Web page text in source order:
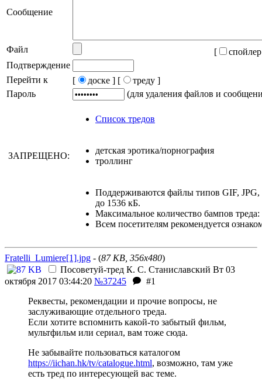
Сообщение
Файл [
Подтверждение
Перейти к
[ доске ] [
треду ]
Пароль
(для удаления файлов и
Список тредов
ЗАПРЕЩЕНО:
детская эротика/порнография
троллинг
Поддерживаются файлы типов GIF, JPG,
до 1536 кБ.
Максимальное количество бампов треда:
Всем посетителям рекомендуется
Fratelli_Lumiere[1].jpg - (87 KB, 356x480)
Посоветуй-тред К. С. Станиславский Вт 03
октября 2017 03:44:20 №37245
#1
Реквесты, рекомендации и прочие вопросы, не
заслуживающие отдельного треда.
Если хотите вспомнить какой-то забытый фильм,
мультфильм или сериал, вам тоже сюда.
Не забывайте пользоваться каталогом
https://iichan.hk/tv/catalogue.html, возможно, там уже
есть тред по интересующей вас теме.